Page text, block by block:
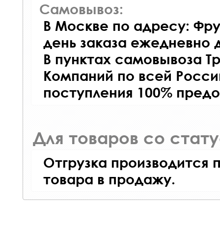
Самовывоз:
В Москве по адресу:
день заказа ежедневно
В пунктах самовывоза
Компаний по всей
поступления 100%
Для товаров со
Отгрузка производится
товара в продажу.